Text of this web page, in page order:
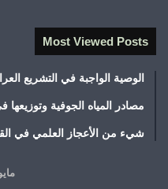
Most Viewed Posts
الوصية الواجبة في التشريع
مصادر المياه الجوفية وتوزيعها
شيء من الأعجاز العلمي في
مايو